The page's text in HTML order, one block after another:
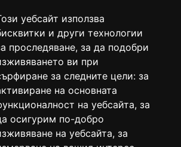
уебсайт използва
и други технологии
проследяване, за да подобри
ви при
за следните цели: за
на основната
на уебсайта, за
осигурим по-добро
на уебсайта, за
и абонаменти